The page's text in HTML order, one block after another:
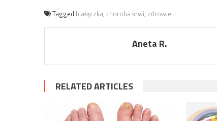
Tagged białączka, choroba krwi, zdrowie
Aneta R.
RELATED ARTICLES